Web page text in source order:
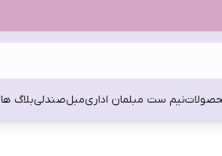
نیم ست مبلمان اداریمبلصندلیبلاگ ها